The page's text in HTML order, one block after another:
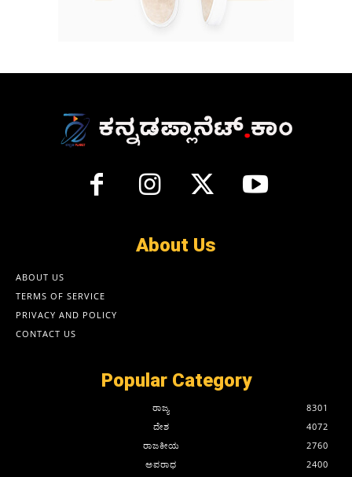
About Us
ABOUT US
TERMS OF SERVICE
PRIVACY AND POLICY
CONTACT US
Popular Category
ರಾಜ್ಯ
8301
ದೇಶ
4072
ರಾಜಕೀಯ
2760
ಅಪರಾಧ
2400